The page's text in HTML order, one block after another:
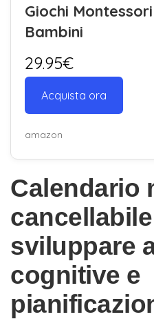
Giochi
Bambini
29.95€
Acquista ora
amazon
Calendario
sviluppare
cognitive e